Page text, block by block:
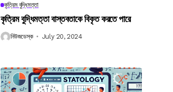
কৃত্রিম বুদ্ধিমত্তা
কৃত্রিম বুদ্ধিমত্তা বাস্তবতাকে বিকৃত করতে পারে
নিউজডেস্ক July 20, 2024